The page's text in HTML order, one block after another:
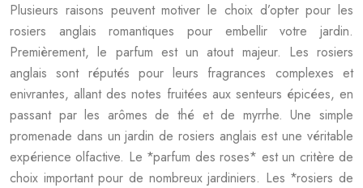
Plusieurs raisons peuvent motiver le choix d’opter pour les
rosiers anglais romantiques pour embellir votre jardin.
Premièrement, le parfum est un atout majeur. Les rosiers
anglais sont réputés pour leurs fragrances complexes et
enivrantes, allant des notes fruitées aux senteurs épicées, en
passant par les arômes de thé et de myrrhe. Une simple
promenade dans un jardin de rosiers anglais est une véritable
expérience olfactive. Le *parfum des roses* est un critère de
choix important pour de nombreux jardiniers. Les *rosiers de